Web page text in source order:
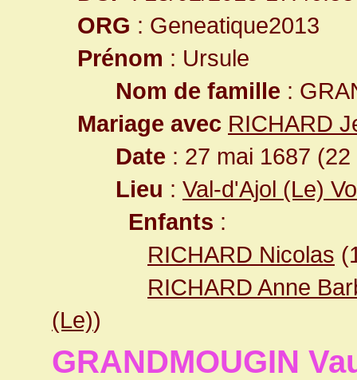
ORG : Geneatique2013
Prénom : Ursule
Nom de famille :
Mariage avec RICHARD
Date : 27 mai 1687
Lieu : Val-d'Ajol (Le)
Enfants :
RICHARD Nicolas
RICHARD Anne
(Le))
GRANDMOUGIN